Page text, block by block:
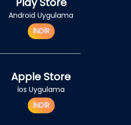
Android Uygulama
İNDİR
Apple Store
İos Uygulama
İNDİR